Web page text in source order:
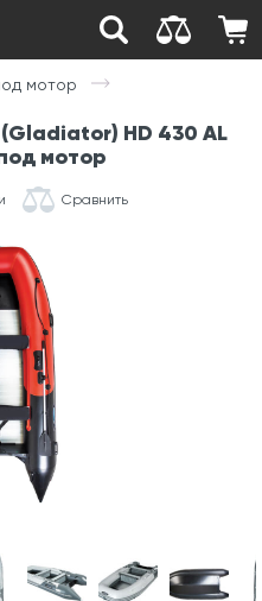
мотор
HD 430 AL
мотор
Сравнить